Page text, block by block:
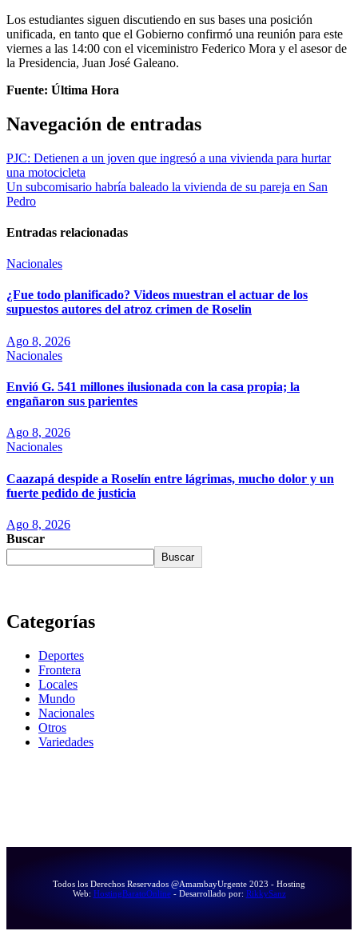
Los estudiantes siguen discutiendo en sus bases una posición
unificada, en tanto que el Gobierno confirmó una reunión para este
viernes a las 14:00 con el viceministro Federico Mora y el asesor de
la Presidencia, Juan José Galeano.
Fuente: Última Hora
Navegación de entradas
PJC: Detienen a un joven que ingresó a una vivienda para hurtar
una motocicleta
Un subcomisario habría baleado la vivienda de su pareja en San
Pedro
Entradas relacionadas
Nacionales
¿Fue todo planificado? Videos muestran el actuar de los
supuestos autores del atroz crimen de Roselin
Ago 8, 2026
Nacionales
Envió G. 541 millones ilusionada con la casa propia; la
engañaron sus parientes
Ago 8, 2026
Nacionales
Caazapá despide a Roselín entre lágrimas, mucho dolor y un
fuerte pedido de justicia
Ago 8, 2026
Buscar
Buscar
Categorías
Deportes
Frontera
Locales
Mundo
Nacionales
Otros
Variedades
Todos los Derechos Reservados @AmambayUrgente 2023 - Hosting
Web: HostingBaratoOnline- Desarrollado por: RikkySanz